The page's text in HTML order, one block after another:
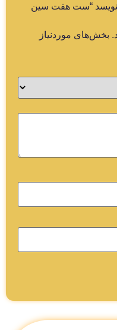
نویسد “ست هفت سین
بخش‌های موردنیاز